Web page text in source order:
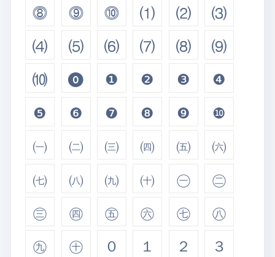
⓼
⓽ ⓾ ⑴ ⑵
⑶
⑷
⑸ ⑹ ⑺ ⑻
⑼
⑽
⓿ ❶ ❷ ❸
❹
❺
❻ ❼ ❽ ❾
❿
㈠
㈡ ㈢ ㈣ ㈤
㈥
㈦
㈧ ㈨ ㈩ ㊀
㊁
㊂
㊃ ㊄ ㊅ ㊆
㊇
㊈
㊉ ０ １ ２
３